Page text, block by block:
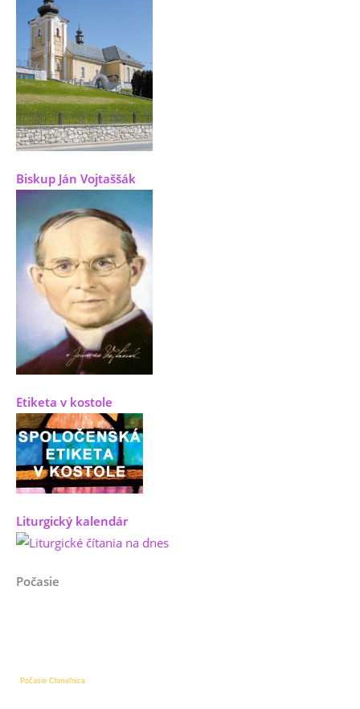
Biskup Ján Vojtaššák
Etiketa v kostole
Liturgický kalendár
Počasie
Počasie Chmeľnica